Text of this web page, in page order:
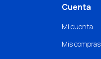
Cuenta
Mi cuenta
Mis compras